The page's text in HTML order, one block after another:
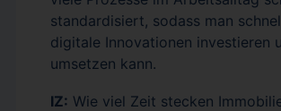
standardisiert, sodass man
digitale Innovationen investieren
umsetzen kann.
IZ: Wie viel Zeit stecken